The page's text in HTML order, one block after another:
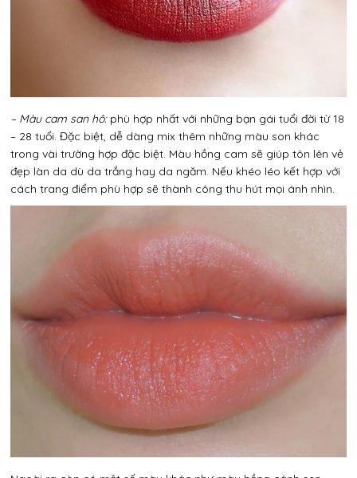
– Màu cam san hô:phù hợp nhất với những bạn gái tuổi đời từ 18
– 28 tuổi. Đặc biệt, dễ dàng mix thêm những màu son khác
trong vài trường hợp đặc biệt. Màu hồng cam sẽ giúp tôn lên vẻ
đẹp làn da dù da trắng hay da ngăm. Nếu khéo léo kết hợp với
cách trang điểm phù hợp sẽ thành công thu hút mọi ánh nhìn.